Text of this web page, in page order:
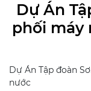
Dự Án
phối máy
Dự Án Tập đoàn
nước